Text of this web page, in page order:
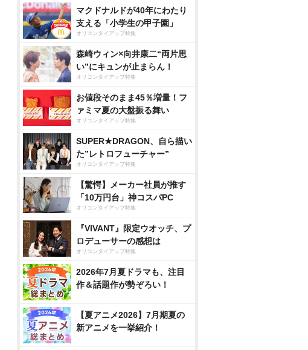
マクドナルドが40年にわたり
支える「小学生の甲子園」
オリコンタイアップ特集
森崎ウィン×向井康二“両片思
い”にキュンが止まらん！
オリコンタイアップ特集
お値段そのまま45％増量！フ
ァミマ夏の大盤振る舞い
オリコンタイアップ特集
SUPER★DRAGON、自ら描い
た”レトロフューチャー”
オリコンタイアップ特集
【驚愕】メーカー社員が推す
「10万円台」神コスパPC
オリコンタイアップ特集
『VIVANT』限定ウオッチ、プ
ロデューサーの感想は
オリコンタイアップ特集
2026年7月夏ドラマも、注目
作＆話題作が勢ぞろい！
【夏アニメ2026】7月期夏の
新アニメを一挙紹介！